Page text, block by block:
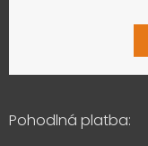
Pohodlná platba: